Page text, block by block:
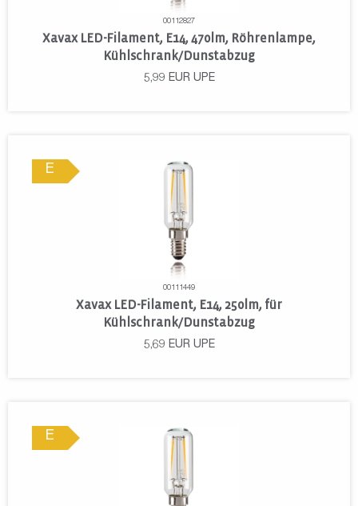
00112827
Xavax LED-Filament, E14, 470lm, Röhrenlampe,
Kühlschrank/Dunstabzug
5,99 EUR UPE
E
00111449
Xavax LED-Filament, E14, 250lm, für
Kühlschrank/Dunstabzug
5,69 EUR UPE
E